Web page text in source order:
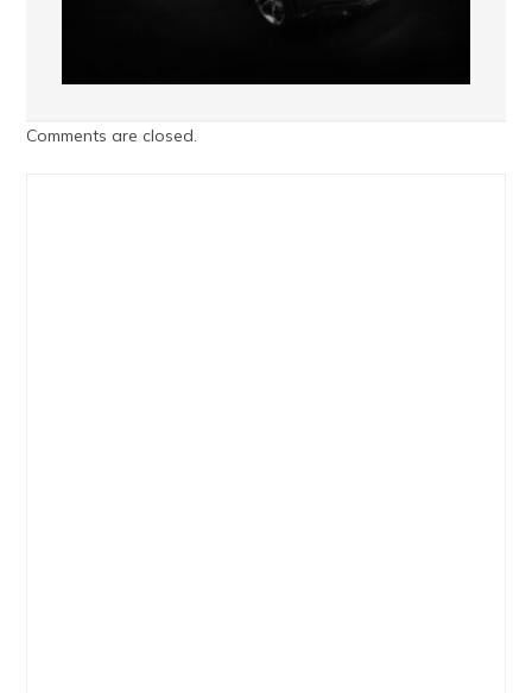
Comments are closed.